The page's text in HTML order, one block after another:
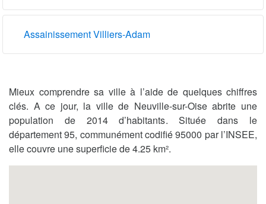
Assainissement Villiers-Adam
Mieux comprendre sa ville à l’aide de quelques chiffres
clés. A ce jour, la ville de Neuville-sur-Oise abrite une
population de 2014 d’habitants. Située dans le
département 95, communément codifié 95000 par l’INSEE,
elle couvre une superficie de 4.25 km².